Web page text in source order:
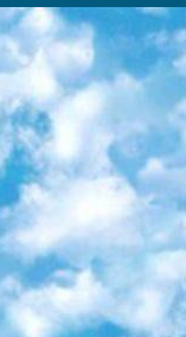
придумывают лишь заголовки, в остальном содержание переводов соответствует оригиналам. Полные тексты можно читать прямо в социальной сети. 8. InternetUrok Онлайн-база материалов по основным дисциплинам школьной программы. Информация на сайте структурирована по классам, предметам и темам (урокам). Каждый урок состоит из видеолекций и конспектов. Есть также интерактивные тренажёры и тесты для закрепления пройденного материала. Даже если вы давно окончили школу, возможность повторить программу старших классов всегда может пригодиться. 9. Edutainme Ещё один ресурс об образовании. В отличие от Newtonew, как мне кажется, Edutainme больше ориентируется на представителей индустрии: педагогов, предпринимателей, разработчиков образовательных проектов. Но и любой, кто просто стремится к саморазвитию, найдёт на сайте много полезного и интересного для себя. Например, информацию о новых курсах и образовательных сервисах. 10. Newtonew Онлайн-медиа об образовании и обучении в широком смысле. Авторы Newtonew пишут об инструментах, заведениях, тактиках и стратегиях, которые помогают учить других и получать новые знания самостоятельно. На этой площадке вы найдёте новости, обзоры, аналитические мат